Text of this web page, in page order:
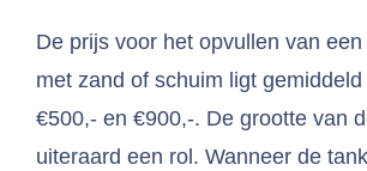
De prijs voor het opvullen van
met zand of schuim ligt
€500,- en €900,-. De grootte van
uiteraard een rol. Wanneer de